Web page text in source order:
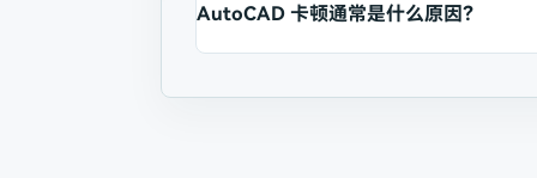
AutoCAD 卡顿通常是什么原因？